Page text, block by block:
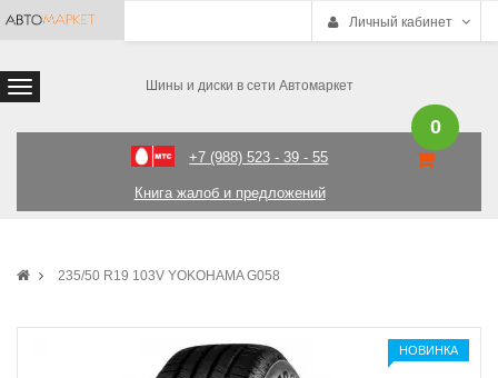
Личный кабинет
Шины и диски в сети Автомаркет
+7 (988) 523 - 39 - 55
Книга жалоб и предложений
0
235/50 R19 103V YOKOHAMA G058
НОВИНКА